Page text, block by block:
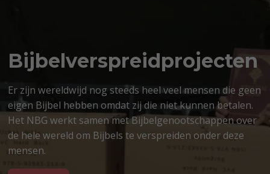
Bijbelverspreidprojecten
Er zijn wereldwijd nog steeds heel veel mensen die geen
eigen Bijbel hebben omdat zij die niet kunnen betalen.
Het NBG werkt samen met Bijbelgenootschappen over
de hele wereld om Bijbels te verspreiden onder deze
mensen.